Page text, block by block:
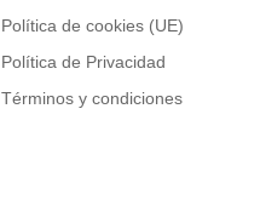
Política de cookies (UE)
Política de Privacidad
Términos y condiciones